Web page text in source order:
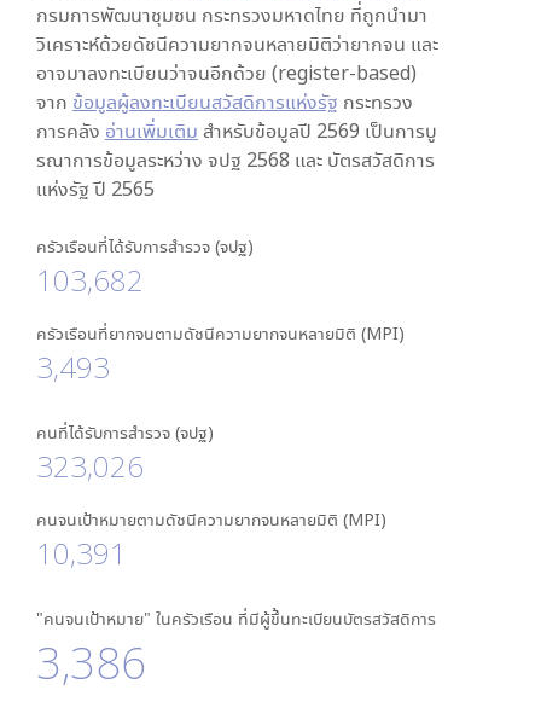
กรมการพัฒนาชุมชน กระทรวงมหาดไทย ที่ถูกนำมา
วิเคราะห์ด้วยดัชนีความยากจนหลายมิติว่ายากจน และ
อาจมาลงทะเบียนว่าจนอีกด้วย (register-based)
จาก ข้อมูลผู้ลงทะเบียนสวัสดิการแห่งรัฐ กระทรวง
การคลัง อ่านเพิ่มเติม สำหรับข้อมูลปี 2569 เป็นการบู
รณาการข้อมูลระหว่าง จปฐ 2568 และ บัตรสวัสดิการ
แห่งรัฐ ปี 2565
ครัวเรือนที่ได้รับการสำรวจ (จปฐ)
103,682
ครัวเรือนที่ยากจนตามดัชนีความยากจนหลายมิติ (MPI)
3,493
คนที่ได้รับการสำรวจ (จปฐ)
323,026
คนจนเป้าหมายตามดัชนีความยากจนหลายมิติ (MPI)
10,391
"คนจนเป้าหมาย" ในครัวเรือน ที่มีผู้ขึ้นทะเบียนบัตรสวัสดิการ
3,386